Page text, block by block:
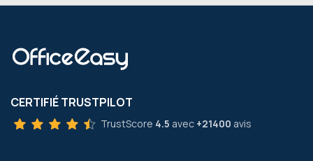
CERTIFIÉ TRUSTPILOT
TrustScore 4.5 avec +21400 avis